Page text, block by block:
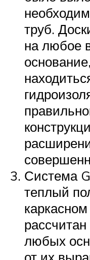
труб.
на любое
Система
теплый
любых